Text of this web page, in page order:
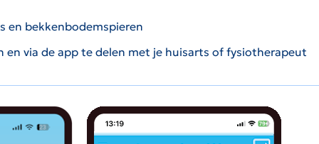
en bekkenbodemspieren
via de app te delen met je huisarts of fysiotherapeut